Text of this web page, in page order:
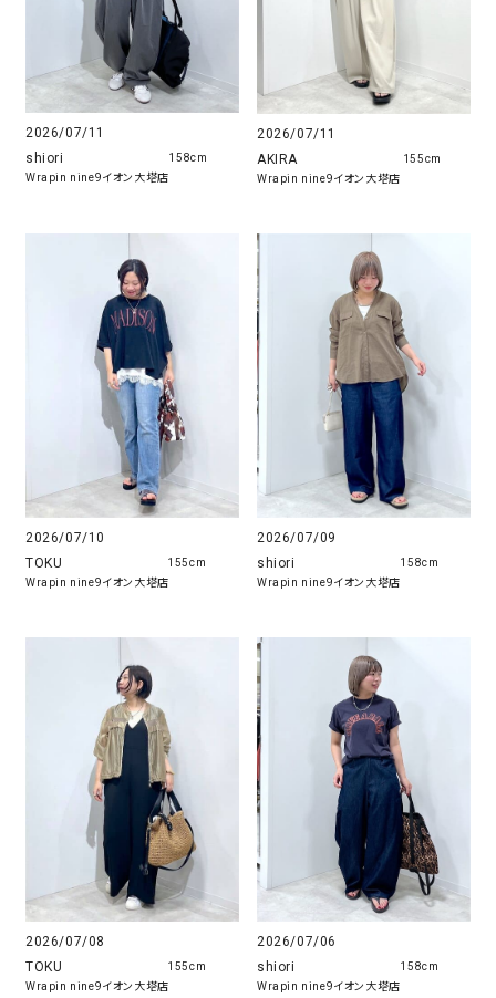
2026/07/11
shiori
Wrapin nine9イオン大塔店
158cm
2026/07/11
AKIRA
Wrapin nine9イオン大塔店
155cm
2026/07/10
TOKU
Wrapin nine9イオン大塔店
155cm
2026/07/09
shiori
Wrapin nine9イオン大塔店
158cm
2026/07/08
TOKU
Wrapin nine9イオン大塔店
155cm
2026/07/06
shiori
Wrapin nine9イオン大塔店
158cm